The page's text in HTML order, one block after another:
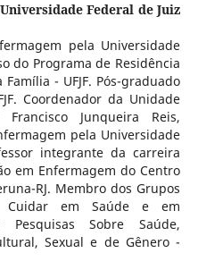
Universidade Federal de Juiz
pela Universidade
do Programa de Residência
- UFJF. Pós-graduado
Coordenador da Unidade
Junqueira Reis,
pela Universidade
integrante da carreira
em Enfermagem do Centro
RJ. Membro dos Grupos
Cuidar em Saúde e em
Sobre Saúde,
Sexual e de Gênero -